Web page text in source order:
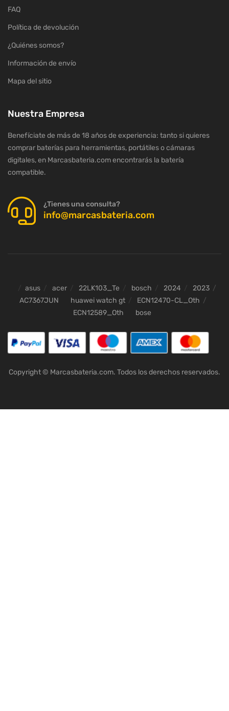
FAQ
Política de devolución
¿Quiénes somos?
Información de envío
Mapa del sitio
Nuestra Empresa
Benefíciate de más de 18 años de experiencia: tanto si quieres
comprar baterías para herramientas, portátiles o cámaras
digitales, en Marcasbateria.com encontrarás la batería
compatible.
¿Tienes una consulta?
info@marcasbateria.com
asus acer 22LK103_Te bosch 2024
2023
AC7367JUN
huawei watch gt
ECN12470-CL_Oth
ECN12589_Oth
bose
Copyright © Marcasbateria.com. Todos los derechos reservados.